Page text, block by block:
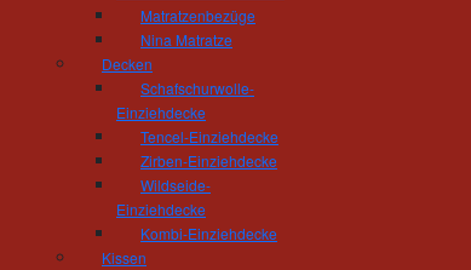
Matratzenbezüge
Nina Matratze
Decken
Schafschurwolle-
Einziehdecke
Tencel-Einziehdecke
Zirben-Einziehdecke
Wildseide-
Einziehdecke
Kombi-Einziehdecke
Kissen
Telefon: 03722 - 85 159
Fax: 03722 - 85 150
Öffnungszeiten Wohnausstellung:
Montag - Donnerstag 10.00 - 18.00 Uhr
Freitag 10:00 - 16:00 Uhr
Öffnungszeiten Werkstatt: